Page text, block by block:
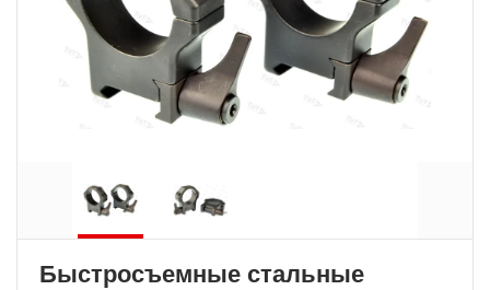
Быстросъемные стальные